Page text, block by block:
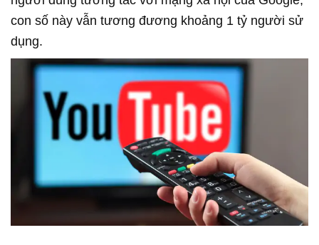
con số này vẫn tương đương khoảng 1 tỷ người sử
dụng.